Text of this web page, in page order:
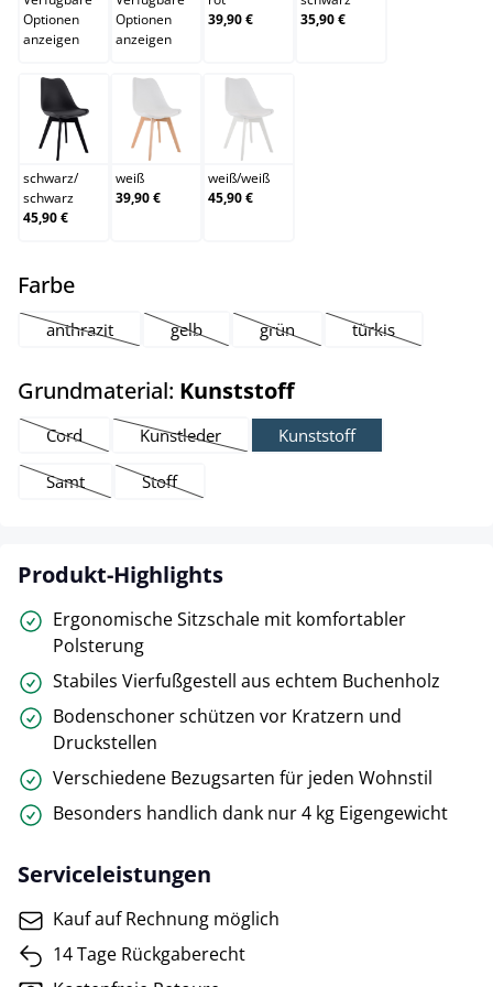
Optionen
anzeigen
Optionen
anzeigen
39,90 €
35,90 €
schwarz/schwarz
schwarz/
schwarz
45,90 €
weiß
weiß
39,90 €
weiß/weiß
weiß/weiß
45,90 €
Farbeauswählen
anthrazit
(Diese Option ist zurzeit nicht verfügbar.)
gelb
(Diese Option ist zurzeit nicht verfügbar.)
grün
(Diese Option ist zurzeit nicht
türkis
(Diese Option ist
Grundmaterial: Kunststoffauswählen
Cord
(Diese Option ist zurzeit nicht verfügbar.)
Kunstleder
(Diese Option ist zurzeit nicht verfügbar.)
Kunststoff
Samt
(Diese Option ist zurzeit nicht verfügbar.)
Stoff
(Diese Option ist zurzeit nicht verfügbar.)
Produkt-Highlights
Ergonomische Sitzschale mit komfortabler
Polsterung
Stabiles Vierfußgestell aus echtem Buchenholz
Bodenschoner schützen vor Kratzern und
Druckstellen
Verschiedene Bezugsarten für jeden Wohnstil
Besonders handlich dank nur 4 kg Eigengewicht
Serviceleistungen
Kauf auf Rechnung möglich
14 Tage Rückgaberecht